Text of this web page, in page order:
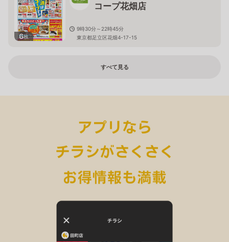
6枚
コープ花畑店
9時30分～22時45分
東京都足立区花畑4-17-15
すべて見る